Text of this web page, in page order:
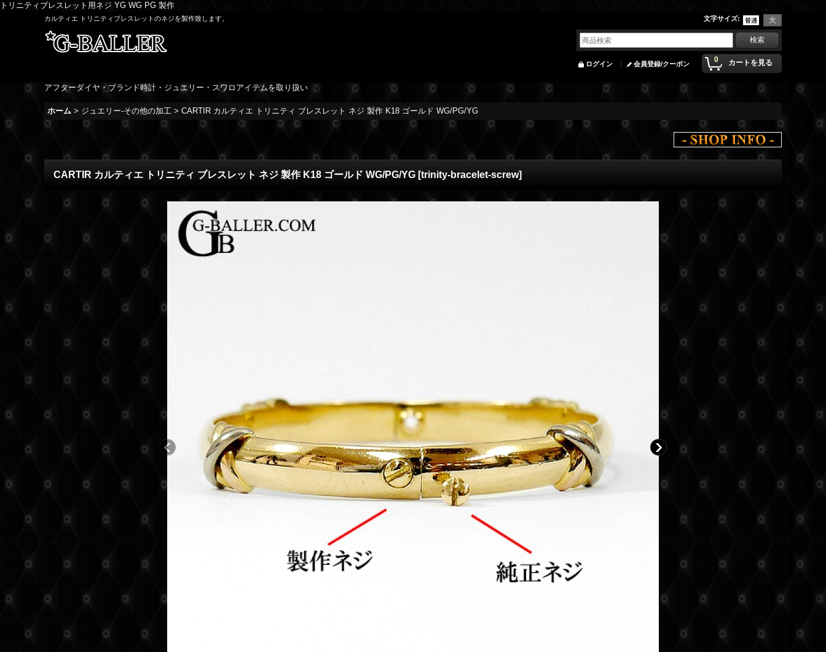
トリニティブレスレット用ネジ YG WG PG 製作
カルティエ トリニティブレスレットのネジを製作致します。 文字サイズ:
0 カートを見る
ログイン 会員登録/クーポン
アフターダイヤ・ブランド時計・ジュエリー・スワロアイテムを取り扱い
ホーム > ジュエリー-その他の加工 > CARTIR カルティエ トリニティ ブレスレット ネジ 製作 K18 ゴールド WG/PG/YG
CARTIR カルティエ トリニティ ブレスレット ネジ 製作 K18 ゴールド WG/PG/YG [trinity-bracelet-screw]